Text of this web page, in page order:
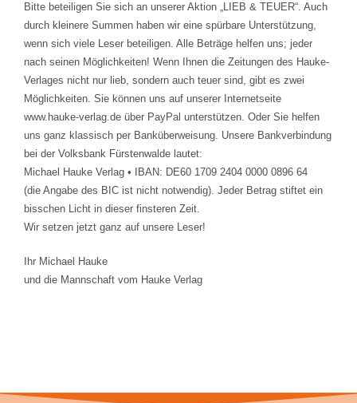
Bitte beteiligen Sie sich an unserer Aktion „LIEB & TEUER“. Auch
durch kleinere Summen haben wir eine spürbare Unterstützung,
wenn sich viele Leser beteiligen. Alle Beträge helfen uns; jeder
nach seinen Möglichkeiten! Wenn Ihnen die Zeitungen des Hauke-
Verlages nicht nur lieb, sondern auch teuer sind, gibt es zwei
Möglichkeiten. Sie können uns auf unserer Internetseite
www.hauke-verlag.de über PayPal unterstützen. Oder Sie helfen
uns ganz klassisch per Banküberweisung. Unsere Bankverbindung
bei der Volksbank Fürstenwalde lautet:
Michael Hauke Verlag • IBAN: DE60 1709 2404 0000 0896 64
(die Angabe des BIC ist nicht notwendig). Jeder Betrag stiftet ein
bisschen Licht in dieser finsteren Zeit.
Wir setzen jetzt ganz auf unsere Leser!
Ihr Michael Hauke
und die Mannschaft vom Hauke Verlag